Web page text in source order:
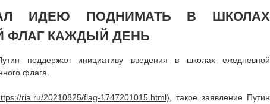
ИДЕЮ ПОДНИМАТЬ В ШКОЛАХ
ФЛАГ КАЖДЫЙ ДЕНЬ
поддержал инициативу введения в школах ежедневной
флага.
, такое заявление Путин